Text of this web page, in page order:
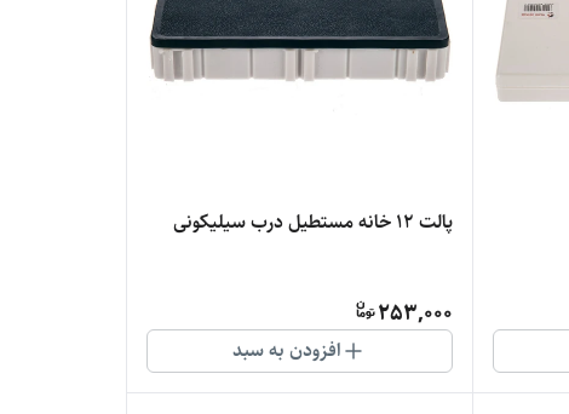
پالت 12 خانه مستطیل درب سیلیکونی
253,000
افزودن به سبد